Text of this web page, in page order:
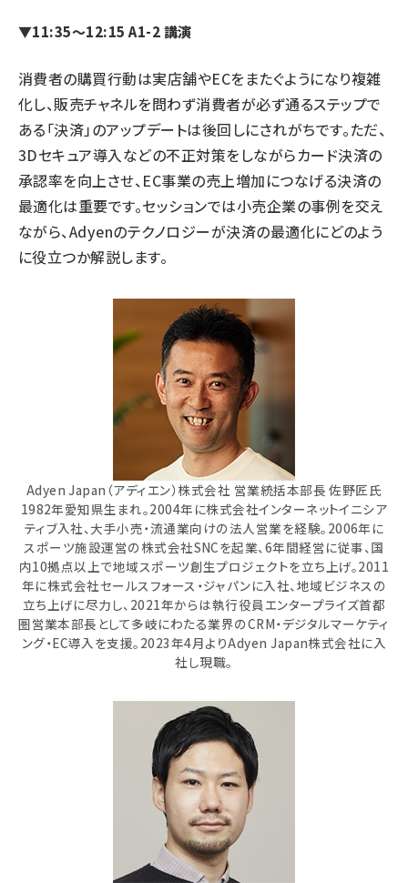
▼11:35～12:15 A1-2 講演
消費者の購買行動は実店舗やECをまたぐようになり複雑
化し、販売チャネルを問わず消費者が必ず通るステップで
ある「決済」のアップデートは後回しにされがちです。ただ、
3Dセキュア導入などの不正対策をしながらカード決済の
承認率を向上させ、EC事業の売上増加につなげる決済の
最適化は重要です。セッションでは小売企業の事例を交え
ながら、Adyenのテクノロジーが決済の最適化にどのよう
に役立つか解説します。
Adyen Japan（アディエン）株式会社 営業統括本部長 佐野匠氏
1982年愛知県生まれ。2004年に株式会社インターネットイニシア
ティブ入社、大手小売・流通業向けの法人営業を経験。2006年に
スポーツ施設運営の株式会社SNCを起業、6年間経営に従事、国
内10拠点以上で地域スポーツ創生プロジェクトを立ち上げ。2011
年に株式会社セールスフォース・ジャパンに入社、地域ビジネスの
立ち上げに尽力し、2021年からは執行役員エンタープライズ首都
圏営業本部長として多岐にわたる業界のCRM・デジタルマーケティ
ング・EC導入を支援。2023年4月よりAdyen Japan株式会社に入
社し現職。